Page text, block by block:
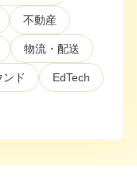
採用検討企業様へ
不動産
物流・配送
ンド EdTech